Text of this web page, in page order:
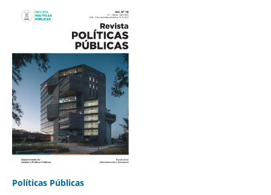
Políticas Públicas